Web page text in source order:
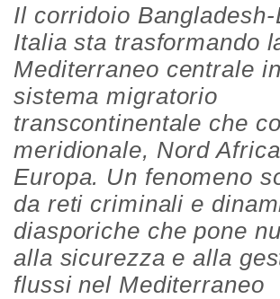
Il corridoio
Italia sta trasformando
Mediterraneo centrale
sistema migratorio
transcontinentale che
meridionale, Nord
Europa. Un fenomeno
da reti criminali e
diasporiche che pone
alla sicurezza e alla
flussi nel Mediterraneo